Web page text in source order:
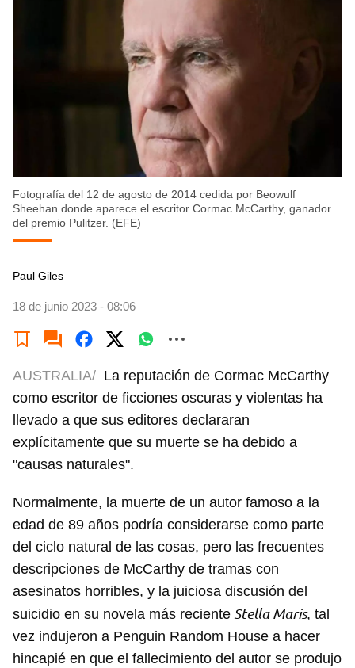
Fotografía del 12 de agosto de 2014 cedida por Beowulf
Sheehan donde aparece el escritor Cormac McCarthy, ganador
del premio Pulitzer. (EFE)
Paul Giles
18 de junio 2023 - 08:06
AUSTRALIA/ La reputación de Cormac McCarthy
como escritor de ficciones oscuras y violentas ha
llevado a que sus editores declararan
explícitamente que su muerte se ha debido a
"causas naturales".
Normalmente, la muerte de un autor famoso a la
edad de 89 años podría considerarse como parte
del ciclo natural de las cosas, pero las frecuentes
descripciones de McCarthy de tramas con
asesinatos horribles, y la juiciosa discusión del
suicidio en su novela más reciente Stella Maris, tal
vez indujeron a Penguin Random House a hacer
hincapié en que el fallecimiento del autor se produjo